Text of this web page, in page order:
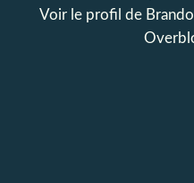
Voir le profil de